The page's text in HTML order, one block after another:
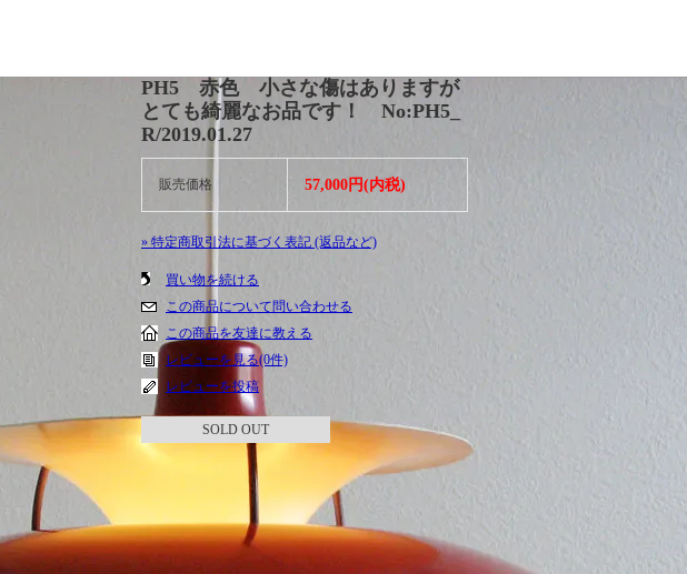
PH5 赤色 小さな傷はありますが
とても綺麗なお品です！ No:PH5_
R/2019.01.27
販売価格 57,000円(内税)
» 特定商取引法に基づく表記 (返品など)
買い物を続ける
この商品について問い合わせる
この商品を友達に教える
レビューを見る(0件)
レビューを投稿
SOLD OUT